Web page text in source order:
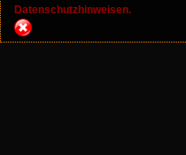
Datenschutzhinweisen.